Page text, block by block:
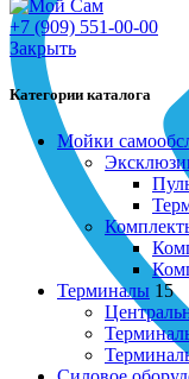
+7 (909) 551-00-00
Закрыть
Категории каталога
Мойки
Терминалы 15